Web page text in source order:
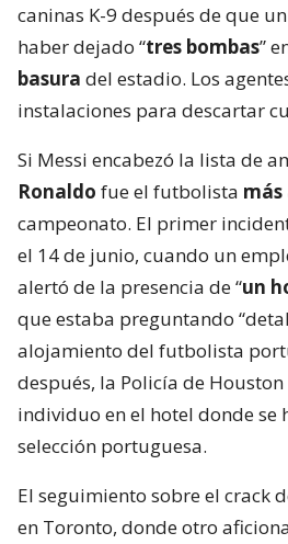
caninas K-9 después de que
haber dejado “tres bombas”
basura del estadio. Los
instalaciones para descartar
Si Messi encabezó la lista de
Ronaldo fue el futbolista más
campeonato. El primer
el 14 de junio, cuando un
alertó de la presencia de “un
que estaba preguntando
alojamiento del futbolista
después, la Policía de
individuo en el hotel donde se
selección portuguesa.
El seguimiento sobre el crack
en Toronto, donde otro